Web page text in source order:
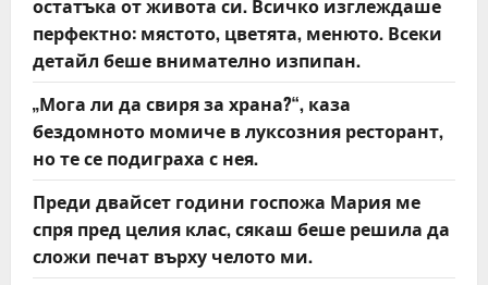
n
остатъка от живота си. Всичко изглеждаше
перфектно: мястото, цветята, менюто. Всеки
детайл беше внимателно изпипан.
„Мога ли да свиря за храна?“, каза
бездомното момиче в луксозния ресторант,
но те се подиграха с нея.
Преди двайсет години госпожа Мария ме
спря пред целия клас, сякаш беше решила да
сложи печат върху челото ми.